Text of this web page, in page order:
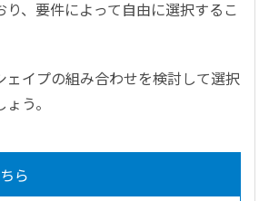
り、要件によって自由に選択するこ
ェイプの組み合わせを検討して選択
う。
ら